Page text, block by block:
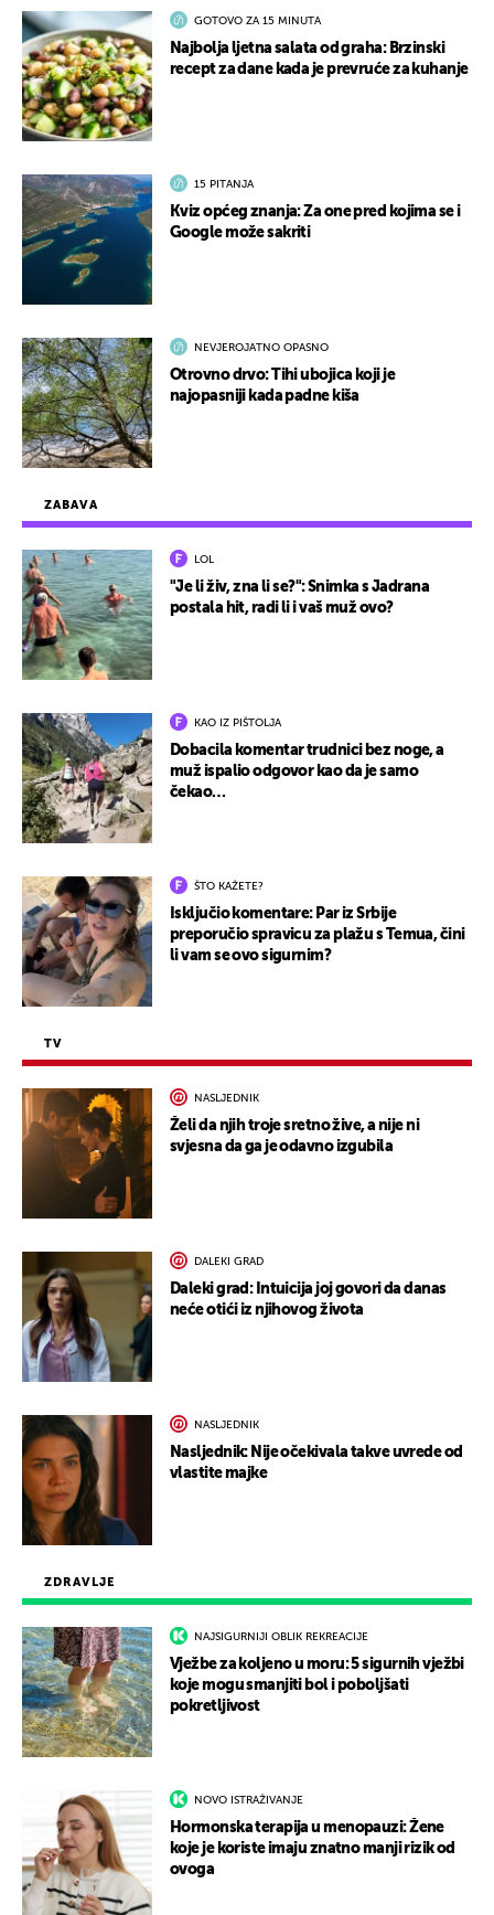
ZDRAVLJE
NAJSIGURNIJI OBLIK REKREACIJE
Vježbe za koljeno u moru: 5 sigurnih vježbi
koje mogu smanjiti bol i poboljšati
pokretljivost
NOVO ISTRAŽIVANJE
Hormonska terapija u menopauzi: Žene
koje je koriste imaju znatno manji rizik od
ovoga
ZABAVA
LOL
"Je li živ, zna li se?": Snimka s Jadrana
postala hit, radi li i vaš muž ovo?
KAO IZ PIŠTOLJA
Dobacila komentar trudnici bez noge, a
muž ispalio odgovor kao da je samo
čekao…
ŠTO KAŽETE?
Isključio komentare: Par iz Srbije
preporučio spravicu za plažu s Temua, čini
li vam se ovo sigurnim?
TV
NASLJEDNIK
Želi da njih troje sretno žive, a nije ni
svjesna da ga je odavno izgubila
DALEKI GRAD
Daleki grad: Intuicija joj govori da danas
neće otići iz njihovog života
NASLJEDNIK
Nasljednik: Nije očekivala takve uvrede od
vlastite majke
GOTOVO ZA 15 MINUTA
Najbolja ljetna salata od graha: Brzinski
recept za dane kada je prevruće za kuhanje
15 PITANJA
Kviz općeg znanja: Za one pred kojima se i
Google može sakriti
NEVJEROJATNO OPASNO
Otrovno drvo: Tihi ubojica koji je
najopasniji kada padne kiša